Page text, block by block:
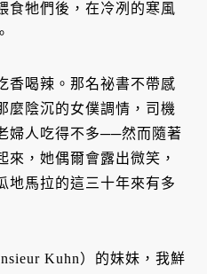
食牠們後，在冷冽的寒風
香喝辣。那名祕書不帶感
麼陰沉的女僕調情，司機
婦人吃得不多──然而隨著
來，她偶爾會露出微笑，
地馬拉的這三十年來有多
Kuhn）的妹妹，我鮮